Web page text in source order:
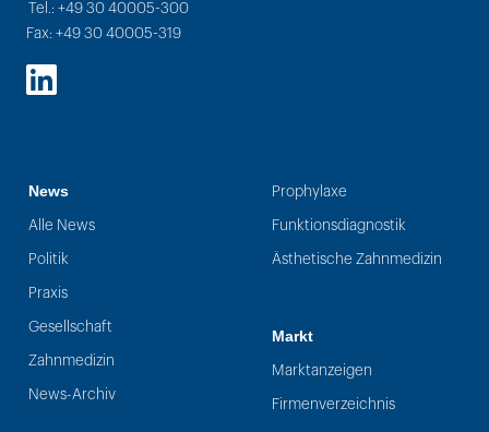
Tel.: +49 30 40005-300
Fax: +49 30 40005-319
LinkedIn
News
Alle News
Politik
Praxis
Gesellschaft
Zahnmedizin
News-Archiv
Prophylaxe
Funktionsdiagnostik
Ästhetische Zahnmedizin
Markt
Marktanzeigen
Firmenverzeichnis